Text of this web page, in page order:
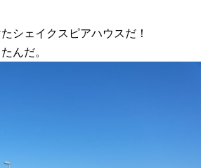
シェイクスピアハウスだ！
んだ。